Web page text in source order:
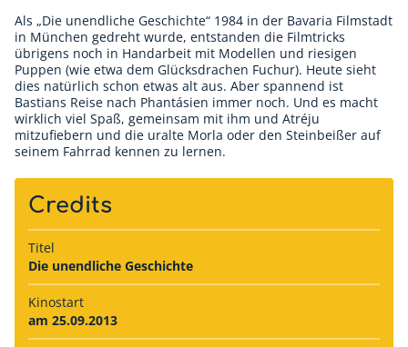
Als „Die unendliche Geschichte“ 1984 in der Bavaria Filmstadt
in München gedreht wurde, entstanden die Filmtricks
übrigens noch in Handarbeit mit Modellen und riesigen
Puppen (wie etwa dem Glücksdrachen Fuchur). Heute sieht
dies natürlich schon etwas alt aus. Aber spannend ist
Bastians Reise nach Phantásien immer noch. Und es macht
wirklich viel Spaß, gemeinsam mit ihm und Atréju
mitzufiebern und die uralte Morla oder den Steinbeißer auf
seinem Fahrrad kennen zu lernen.
Credits
Titel
Die unendliche Geschichte
Kinostart
am 25.09.2013